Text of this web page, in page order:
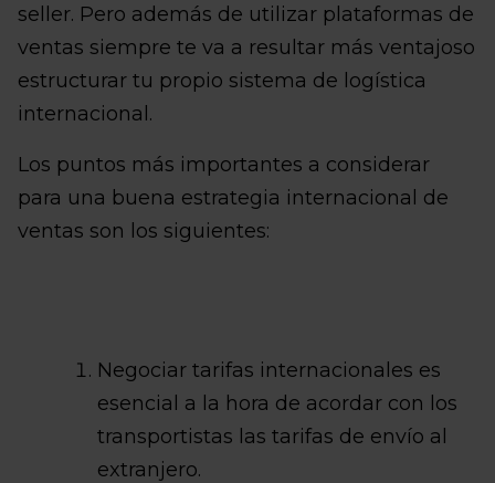
seller. Pero además de utilizar plataformas de
ventas siempre te va a resultar más ventajoso
estructurar tu propio sistema de logística
internacional.
Los puntos más importantes a considerar
para una buena estrategia internacional de
ventas son los siguientes:
Negociar tarifas internacionales es
esencial a la hora de acordar con los
transportistas las tarifas de envío al
extranjero.